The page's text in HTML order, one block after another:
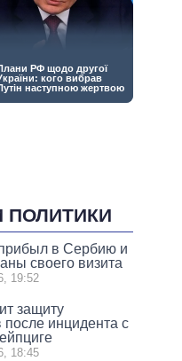
ПОЛИТИКИ
в Сербию и
своего визита
19:52
защиту
после инцидента с
18:45